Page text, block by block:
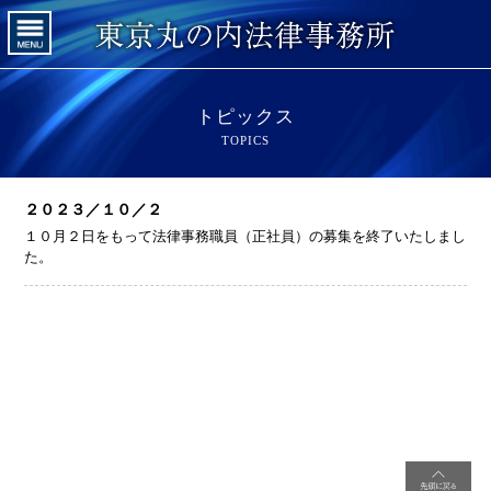
トピックス
TOPICS
２０２３／１０／２
１０月２日をもって法律事務職員（正社員）の募集を終了いたしまし
た。